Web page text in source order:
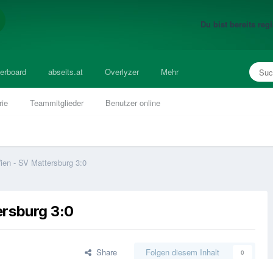
Du bist bereits
Teammitglieder Benutzer online
abseits.at Overlyzer Mehr
- SV Mattersburg 3:0
3:0
Share Folgen diesem Inhalt 0